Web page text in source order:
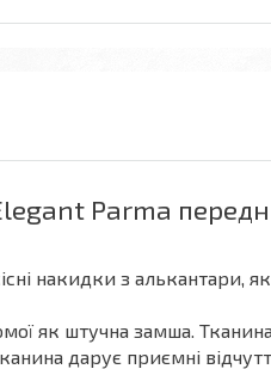
Parma
накидки з алькантари,
як штучна замша.
дарує приємні